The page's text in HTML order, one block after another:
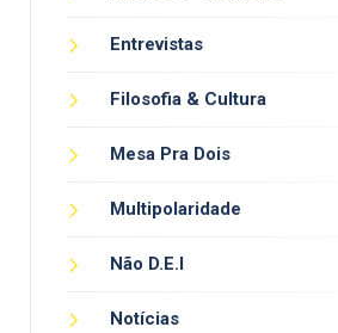
Entrevistas
Filosofia & Cultura
Mesa Pra Dois
Multipolaridade
Não D.E.I
Notícias